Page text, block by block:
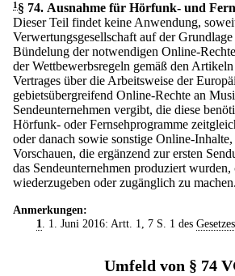
1 § 74. Ausnahme für Hörfunk- und
Dieser Teil findet keine Anwendung,
Verwertungsgesellschaft auf der
Bündelung der notwendigen Online-
der Wettbewerbsregeln gemäß den
Vertrages über die Arbeitsweise der
gebietsübergreifend Online-Rechte an
Sendeunternehmen vergibt, die diese
Hörfunk- oder Fernsehprogramme
oder danach sowie sonstige Online-
Vorschauen, die ergänzend zur ersten
das Sendeunternehmen produziert
wiederzugeben oder zugänglich zu machen.
Anmerkungen:
1
. 1. Juni 2016: Artt. 1, 7 S. 1 des
Umfeld von § 74